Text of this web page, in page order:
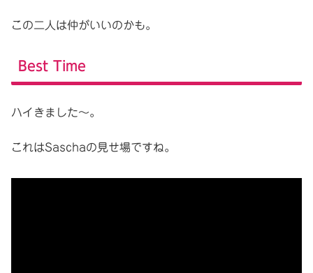
この二人は仲がいいのかも。
Best Time
ハイきました～。
これはSaschaの見せ場ですね。